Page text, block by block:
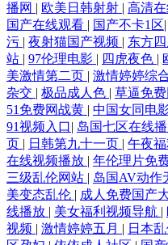
播网 | 欧美日韩射射 | 高清
国产在线观看 | 国产不卡1区|
污 | 夜射猫国产视频 | 东方
站 | 97伦理电影 | 四虎夜色 |
美激情第二页 | 激情婷婷综
杂交 | 极品成人色 | 草逼免
51免费网战黄 | 中国女同电
91视频入口| 岛国七区在线
页 | 日韩第九十一页 | 午夜
在线视频播放 | 年伦理片免
三级乱伦网站 | 岛国AV动作
美变态乱伦 | 成人免费国产
线播放 | 美女福利视频导航 |
视频 | 激情婷婷五月 | 日本